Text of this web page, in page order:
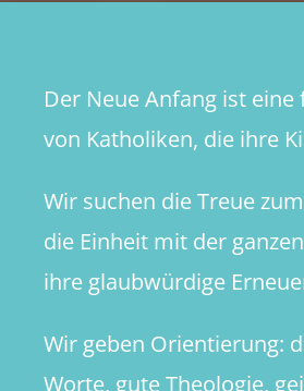
Der Neue Anfang ist
von Katholiken, die ihre
Wir suchen die Treue
die Einheit mit der
ihre glaubwürdige
Wir geben Orientierung:
Worte, gute Theologie,